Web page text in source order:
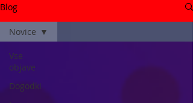
Blog
Vse
objave
Dogodki
Novice